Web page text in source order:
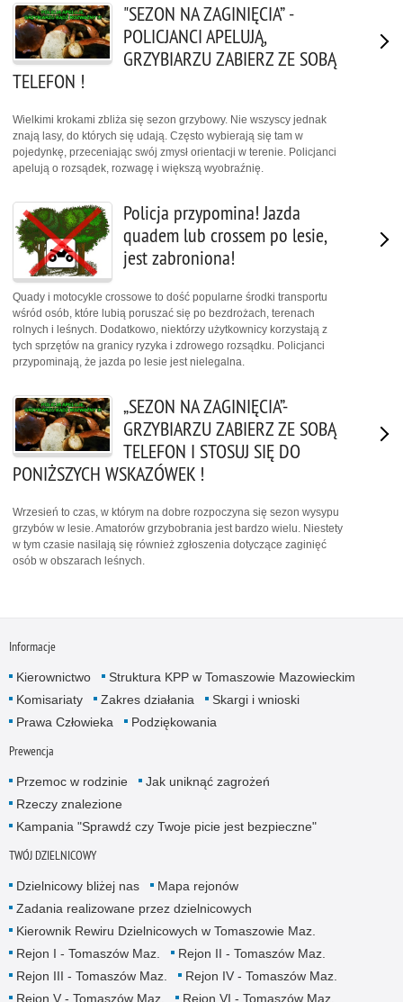
"SEZON NA ZAGINIĘCIA” -
POLICJANCI APELUJĄ,
GRZYBIARZU ZABIERZ ZE SOBĄ
TELEFON !
Wielkimi krokami zbliża się sezon grzybowy. Nie wszyscy jednak
znają lasy, do których się udają. Często wybierają się tam w
pojedynkę, przeceniając swój zmysł orientacji w terenie. Policjanci
apelują o rozsądek, rozwagę i większą wyobraźnię.
Policja przypomina! Jazda
quadem lub crossem po lesie,
jest zabroniona!
Quady i motocykle crossowe to dość popularne środki transportu
wśród osób, które lubią poruszać się po bezdrożach, terenach
rolnych i leśnych. Dodatkowo, niektórzy użytkownicy korzystają z
tych sprzętów na granicy ryzyka i zdrowego rozsądku. Policjanci
przypominają, że jazda po lesie jest nielegalna.
„SEZON NA ZAGINIĘCIA”-
GRZYBIARZU ZABIERZ ZE SOBĄ
TELEFON I STOSUJ SIĘ DO
PONIŻSZYCH WSKAZÓWEK !
Wrzesień to czas, w którym na dobre rozpoczyna się sezon wysypu
grzybów w lesie. Amatorów grzybobrania jest bardzo wielu. Niestety
w tym czasie nasilają się również zgłoszenia dotyczące zaginięć
osób w obszarach leśnych.
Informacje
Kierownictwo
Struktura KPP w Tomaszowie Mazowieckim
Komisariaty
Zakres działania
Skargi i wnioski
Prawa Człowieka
Podziękowania
Prewencja
Przemoc w rodzinie
Jak uniknąć zagrożeń
Rzeczy znalezione
Kampania "Sprawdź czy Twoje picie jest bezpieczne"
TWÓJ DZIELNICOWY
Dzielnicowy bliżej nas
Mapa rejonów
Zadania realizowane przez dzielnicowych
Kierownik Rewiru Dzielnicowych w Tomaszowie Maz.
Rejon I - Tomaszów Maz.
Rejon II - Tomaszów Maz.
Rejon III - Tomaszów Maz.
Rejon IV - Tomaszów Maz.
Rejon V - Tomaszów Maz.
Rejon VI - Tomaszów Maz.